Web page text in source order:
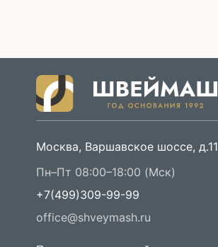
Москва, Варшавское шоссе, д.11
Пн–Пт 08:00–18:00 (Мск)
+7(499)309-99-99
office@shveymash.ru